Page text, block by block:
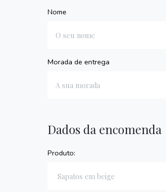
Nome
Morada de entrega
Dados da encomenda
Produto: